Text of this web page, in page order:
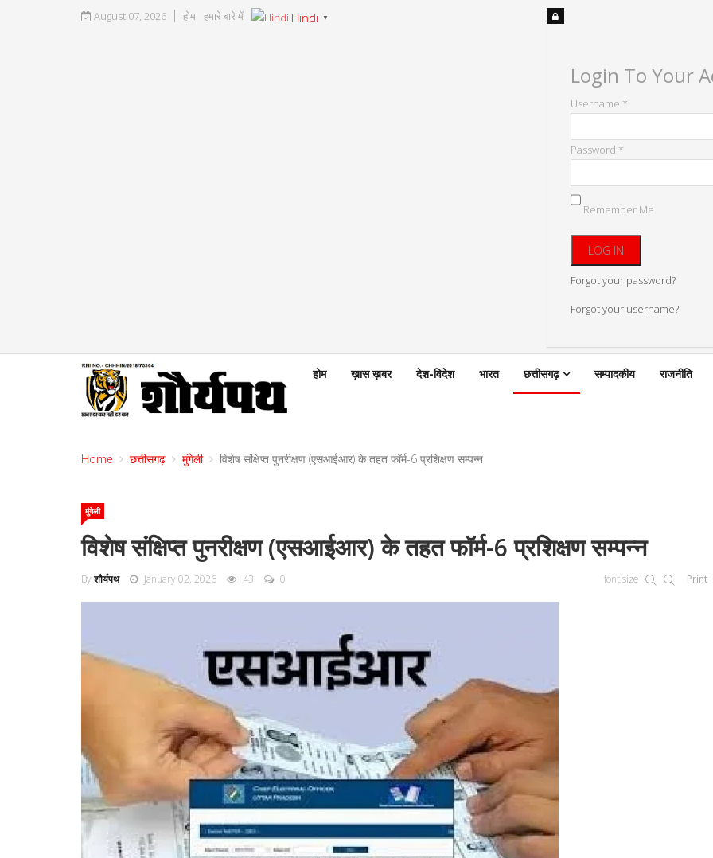
August 07, 2026 होम हमारे बारे में Hindi ▼
Login To Your
Username *
Password *
Remember Me
Forgot your password?
Forgot your username?
होम ख़ास ख़बर देश-विदेश भारत छत्तीसगढ़ सम्पादकीय राजनीति
Home छत्तीसगढ़ मुंगेली विशेष संक्षिप्त पुनरीक्षण (एसआईआर) के तहत फॉर्म-6 प्रशिक्षण सम्पन्न
मुंगेली
विशेष संक्षिप्त पुनरीक्षण (एसआईआर) के तहत फॉर्म-6 प्रशिक्षण सम्पन्न
Byशौर्यपथ January 02, 2026 43 0 font size Print